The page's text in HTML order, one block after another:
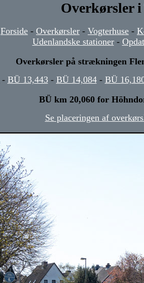
Overkørsler
Forside - Overkørsler - Vogterhuse -
Udenlandske stationer-
Overkørsler på strækningen
- BÜ 13,443- BÜ 14,084- BÜ
BÜ km 20,060 for
Se placeringen af